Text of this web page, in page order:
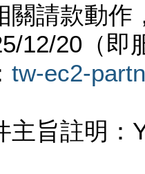
關請款動作
12/20（即
tw-ec2-
主旨註明：